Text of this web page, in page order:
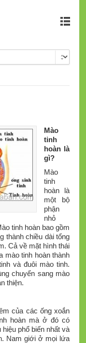
Mào
tinh
hoàn là
gì?
Mào
tinh
hoàn là
một bộ
phận
nhỏ
tinh hoàn bao gồm
thành chiều dài tổng
Cả về mặt hình thái
mào tinh hoàn thành
và đuôi mào tinh.
chuyển sang mào
thiện.
của các ống xoắn
hoàn mà ở đó có
phổ biến nhất và
Nam giới ở mọi lứa